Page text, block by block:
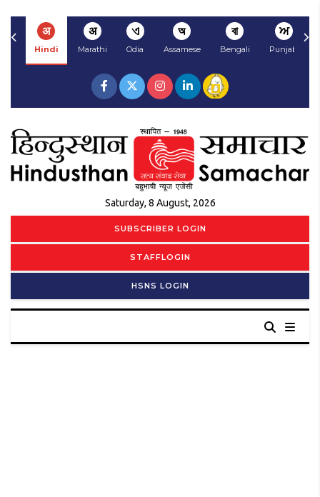
अ
Hindi
अ
Marathi
ଏ
Odia
অ
Assamese
বা
Bengali
ਅ
Punjabi
Saturday, 8 August, 2026
SUBSCRIBER LOGIN
STAFFLOGIN
HSNS LOGIN